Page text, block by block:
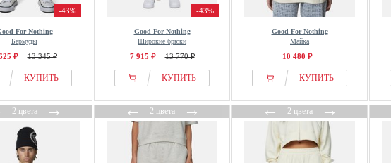
-43%
For Nothing
Бермуды
₽ 13 345 ₽
КУПИТЬ
-43%
Good For Nothing
Широкие брюки
7 915 ₽ 13 770 ₽
КУПИТЬ
Good For Nothing
Майка
10 480 ₽
КУПИТЬ
2 цвета→ ←2 цвета→ ←2 цвета→